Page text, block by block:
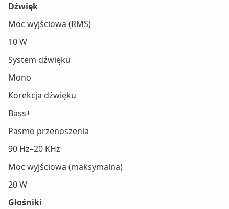
Dźwięk
Moc wyjściowa (RMS)
10 W
System dźwięku
Mono
Korekcja dźwięku
Bass+
Pasmo przenoszenia
90 Hz–20 KHz
Moc wyjściowa (maksymalna)
20 W
Głośniki